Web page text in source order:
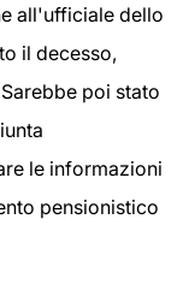
all'ufficiale dello
il decesso,
poi stato
le informazioni
pensionistico